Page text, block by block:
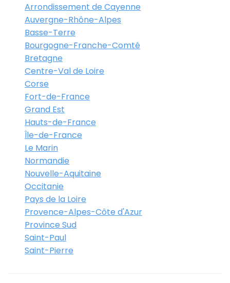
Arrondissement de Cayenne
Auvergne-Rhône-Alpes
Basse-Terre
Bourgogne-Franche-Comté
Bretagne
Centre-Val de Loire
Corse
Fort-de-France
Grand Est
Hauts-de-France
Île-de-France
Le Marin
Normandie
Nouvelle-Aquitaine
Occitanie
Pays de la Loire
Provence-Alpes-Côte d'Azur
Province Sud
Saint-Paul
Saint-Pierre